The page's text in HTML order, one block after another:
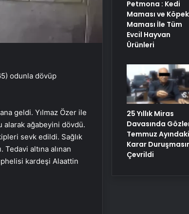
odunla dövüp
geldi. Yılmaz Özer ile
alarak ağabeyini dövdü.
sevk edildi. Sağlık
altına alınan
kardeşi Alaattin
Petmona : Kedi
Maması ve Köpek
Maması İle Tüm
Evcil Hayvan
Ürünleri
25 Yıllık Miras
Davasında
Temmuz Ayındaki
Karar
Çevrildi